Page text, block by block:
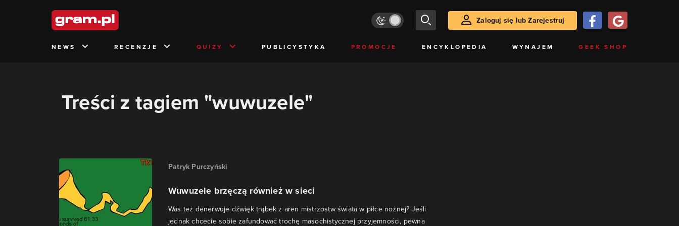
Zaloguj się lub Zarejestruj
NEWS RECENZJE QUIZY PUBLICYSTYKA PROMOCJE ENCYKLOPEDIA WYNAJEM GEEK SHOP
Treści z tagiem "wuwuzele"
Patryk Purczyński
Wuwuzele brzęczą również w sieci
Was też denerwuje dźwięk trąbek z aren mistrzostw świata w piłce nożnej? Jeśli
jednak chcecie sobie zafundować trochę masochistycznej przyjemności, pewna